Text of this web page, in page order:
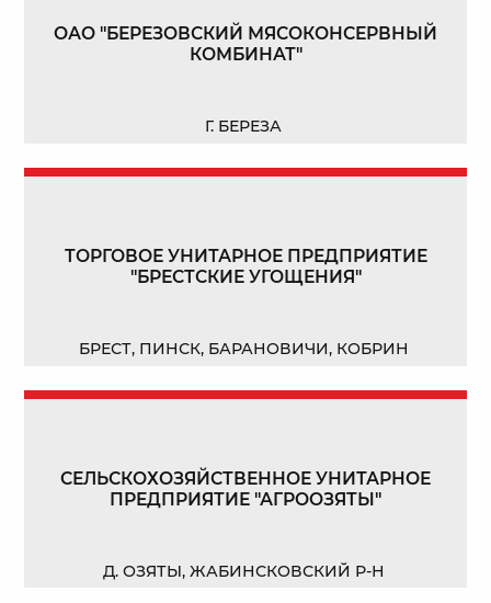
ОАО "БЕРЕЗОВСКИЙ МЯСОКОНСЕРВНЫЙ
КОМБИНАТ"
Г. БЕРЕЗА
ТОРГОВОЕ УНИТАРНОЕ ПРЕДПРИЯТИЕ
"БРЕСТСКИЕ УГОЩЕНИЯ"
БРЕСТ, ПИНСК, БАРАНОВИЧИ, КОБРИН
СЕЛЬСКОХОЗЯЙСТВЕННОЕ УНИТАРНОЕ
ПРЕДПРИЯТИЕ "АГРООЗЯТЫ"
Д. ОЗЯТЫ, ЖАБИНСКОВСКИЙ Р-Н